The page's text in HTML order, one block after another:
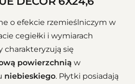
o efekcie rzemieślniczym w
cegiełki i wymiarach
charakteryzują się
powierzchnią w
niebieskiego. Płytki posiadają